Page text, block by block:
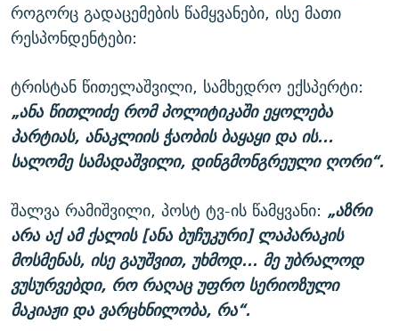
როგორც გადაცემების წამყვანები, ისე მათი
რესპონდენტები:
ტრისტან წითელაშვილი, სამხედრო ექსპერტი:
„ანა წითლიძე რომ პოლიტიკაში ეყოლება
პარტიას, ანაკლიის ჭაობის ბაყაყი და ის...
სალომე სამადაშვილი, დინგმონგრეული ღორი“.
შალვა რამიშვილი, პოსტ ტვ-ის წამყვანი: „აზრი
არა აქ ამ ქალის [ანა ბუჩუკური] ლაპარაკის
მოსმენას, ისე გაუშვით, უხმოდ... მე უბრალოდ
ვუსურვებდი, რო რაღაც უფრო სერიოზული
მაკიაჟი და ვარცხნილობა, რა“.